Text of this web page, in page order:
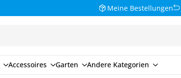
Meine Bestellungen
Accessoires Garten Andere Kategorien